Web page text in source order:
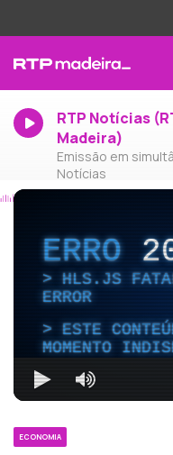
RTP Notícias
Madeira)
Emissão em
Notícias
ERRO
HLS.JS
ERROR
ESTE
MOMENTO
ECONOMIA